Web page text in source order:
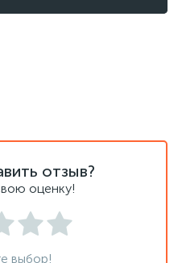
отзыв?
оценку!
выбор!